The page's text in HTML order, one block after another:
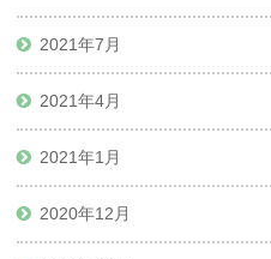
2021年7月
2021年4月
2021年1月
2020年12月